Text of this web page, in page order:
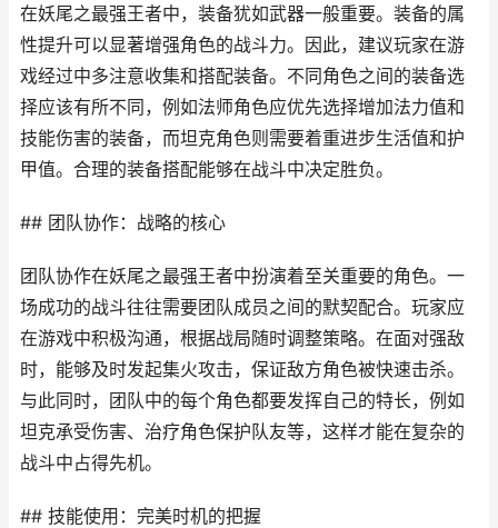
在妖尾之最强王者中，装备犹如武器一般重要。装备的属
性提升可以显著增强角色的战斗力。因此，建议玩家在游
戏经过中多注意收集和搭配装备。不同角色之间的装备选
择应该有所不同，例如法师角色应优先选择增加法力值和
技能伤害的装备，而坦克角色则需要着重进步生活值和护
甲值。合理的装备搭配能够在战斗中决定胜负。
## 团队协作：战略的核心
团队协作在妖尾之最强王者中扮演着至关重要的角色。一
场成功的战斗往往需要团队成员之间的默契配合。玩家应
在游戏中积极沟通，根据战局随时调整策略。在面对强敌
时，能够及时发起集火攻击，保证敌方角色被快速击杀。
与此同时，团队中的每个角色都要发挥自己的特长，例如
坦克承受伤害、治疗角色保护队友等，这样才能在复杂的
战斗中占得先机。
## 技能使用：完美时机的把握